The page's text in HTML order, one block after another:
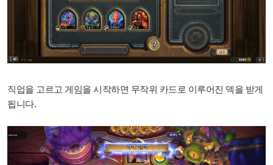
직업을 고르고 게임을 시작하면 무작위 카드로 이루어진 덱을 받게
됩니다.